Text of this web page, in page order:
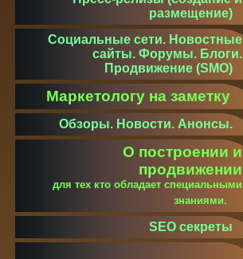
размещение)
Социальные сети. Новостные
сайты. Форумы. Блоги.
Продвижение (SMO)
Маркетологу на заметку
Обзоры. Новости. Анонсы.
О построении и
продвижении
для тех кто обладает специальными
знаниями.
SEO секреты